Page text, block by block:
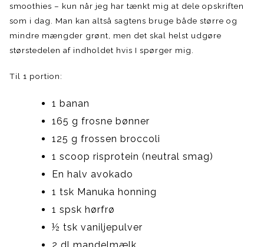
smoothies – kun når jeg har tænkt mig at dele opskriften
som i dag. Man kan altså sagtens bruge både større og
mindre mængder grønt, men det skal helst udgøre
størstedelen af indholdet hvis I spørger mig.
Til 1 portion:
1 banan
165 g frosne bønner
125 g frossen broccoli
1 scoop risprotein (neutral smag)
En halv avokado
1 tsk Manuka honning
1 spsk hørfrø
½ tsk vaniljepulver